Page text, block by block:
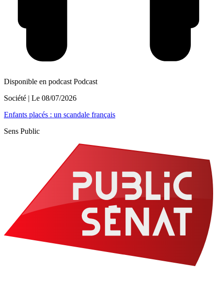
Disponible en podcast Podcast
Société | Le 08/07/2026
Enfants placés : un scandale français
Sens Public